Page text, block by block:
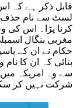
قابل ذکر ہے کہ
لسٹ سے نام حذف
کرنا پڑا۔ اس کی
مغربی بنگال
حکام نے ان کے
بتائی کہ ان کا
سے وہ امریکہ
شرکت نہیں کر